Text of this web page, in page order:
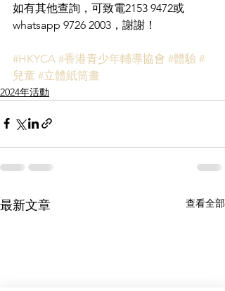
如有其他查詢，可致電2153 9472或
whatsapp 9726 2003，謝謝！
#HKYCA #香港青少年輔導協會 #體驗 #
兒童 #立體紙筒畫
2024年活動
最新文章 查看全部